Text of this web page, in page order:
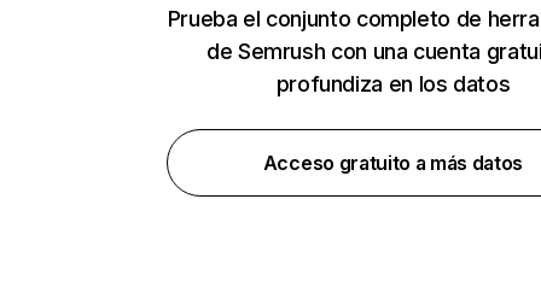
Prueba el conjunto completo de
de Semrush con una cuenta
profundiza en los datos
Acceso gratuito a más datos